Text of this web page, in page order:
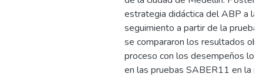
estrategia didáctica del ABP a la
seguimiento a partir de la prueba
se compararon los resultados
proceso con los desempeños
en las pruebas SABER11 en la